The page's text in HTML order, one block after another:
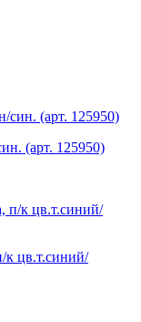
(арт. 125950)
цв.т.синий/